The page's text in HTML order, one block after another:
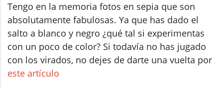
Tengo en la memoria fotos en sepia que son
absolutamente fabulosas. Ya que has dado el
salto a blanco y negro ¿qué tal si experimentas
con un poco de color? Si todavía no has jugado
con los virados, no dejes de darte una vuelta por
este artículo